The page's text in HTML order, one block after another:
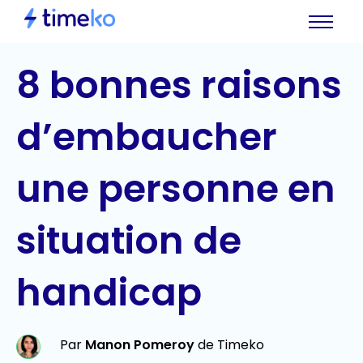
8 bonnes raisons
d’embaucher
une personne en
situation de
handicap
Par Manon Pomeroyde Timeko